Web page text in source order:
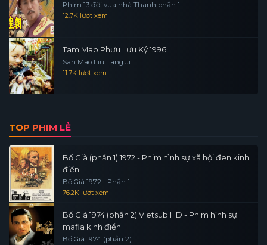
Phim 13 đời vua nhà Thanh phần 1
12.7K lượt xem
Tam Mao Phưu Lưu Ký 1996
San Mao Liu Lang Ji
11.7K lượt xem
TOP PHIM LẺ
Bố Già (phần 1) 1972 - Phim hình sự xã hội đen kinh
điển
Bố Già 1972 - Phần 1
76.2K lượt xem
Bố Già 1974 (phần 2) Vietsub HD - Phim hình sự
mafia kinh điển
Bố Già 1974 (phần 2)